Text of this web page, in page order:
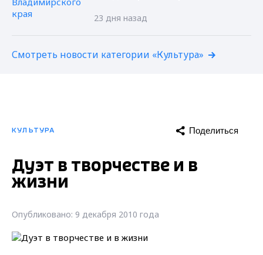
23 дня назад
Смотреть новости категории «Культура»
КУЛЬТУРА Поделиться
Дуэт в творчестве и в
жизни
Опубликовано: 9 декабря 2010 года